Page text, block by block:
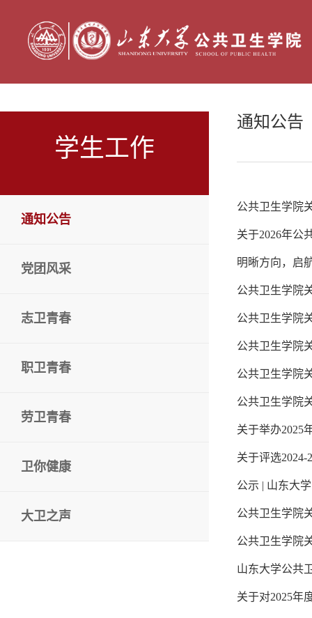
学生工作
通知公告
党团风采
志卫青春
职卫青春
劳卫青春
卫你健康
大卫之声
通知公告
公共卫生学院
关于2026年公
明晰方向，启
公共卫生学院
公共卫生学院
公共卫生学院
公共卫生学院
公共卫生学院
关于举办2025
关于评选
公示 | 山东大
公共卫生学院
公共卫生学院
山东大学公共
关于对2025年